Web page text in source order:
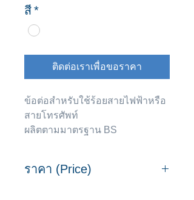
สี*
ติดต่อเราเพื่อขอราคา
ข้อต่อสำหรับใช้ร้อยสายไฟฟ้าหรือ
สายโทรศัพท์
ผลิตตามมาตรฐาน BS
ราคา (Price)